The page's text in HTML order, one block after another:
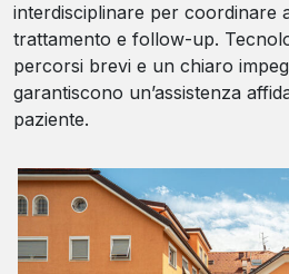
interdisciplinare per coordinare
trattamento e follow-up.
percorsi brevi e un chiaro
garantiscono un’assistenza
paziente.